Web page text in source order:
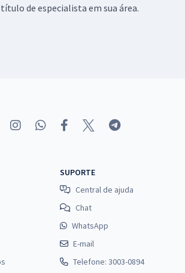
de especialista em sua área.
SUPORTE
Central de ajuda
Chat
WhatsApp
E-mail
Telefone: 3003-0894